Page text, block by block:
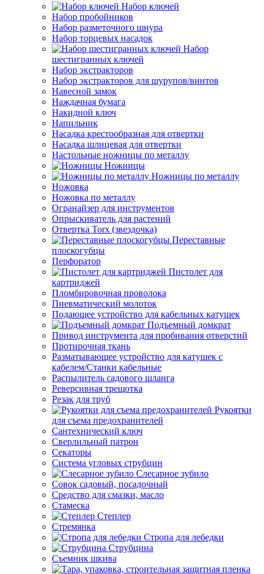
Набор ключей
Набор пробойников
Набор разметочного шнура
Набор торцевых насадок
Набор
шестигранных ключей
Набор экстракторов
Набор экстракторов для шурупов/винтов
Навесной замок
Наждачная бумага
Накидной ключ
Напильник
Насадка крестообразная для отвертки
Насадка шлицевая для отвертки
Настольные ножницы по металлу
Ножницы
Ножницы по металлу
Ножовка
Ножовка по металлу
Огранайзер для инструментов
Опрыскиватель для растений
Отвертка Torx (звездочка)
Переставные
плоскогубцы
Перфоратор
Пистолет для
картриджей
Пломбировочная проволока
Пневматический молоток
Подающее устройство для кабельных катушек
Подъемный домкрат
Привод инструмента для пробивания отверстий
Протирочная ткань
Разматывающее устройство для катушек с
кабелем/Станки кабельные
Распылитель садового шланга
Реверсивная трещотка
Резак для труб
Рукоятки
для съема предохранителей
Сантехнический ключ
Сверлильный патрон
Секаторы
Система угловых струбцин
Слесарное зубило
Совок садовый, посадочный
Средство для смазки, масло
Стамеска
Степлер
Стремянка
Стропа для лебедки
Струбцина
Съемник шкива